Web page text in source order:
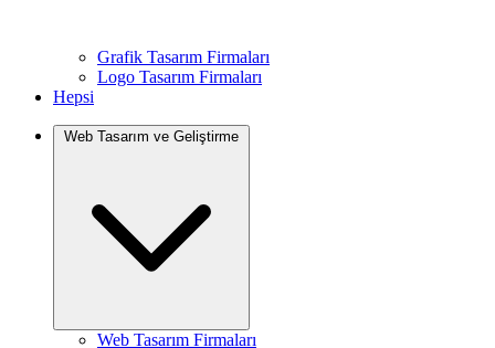
Grafik Tasarım Firmaları
Logo Tasarım Firmaları
Hepsi
Web Tasarım ve Geliştirme
Web Tasarım Firmaları